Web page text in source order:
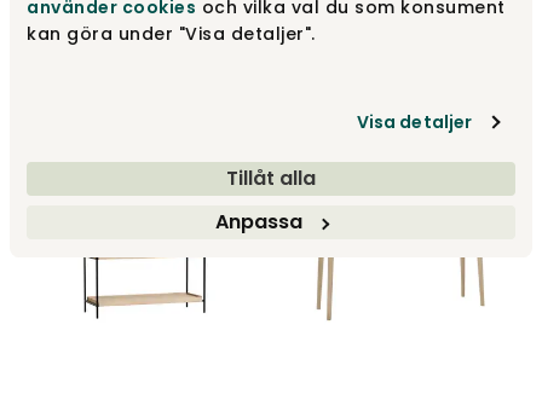
använder cookies och vilka val du som konsument
kan göra under "Visa detaljer".
Visa detaljer
Tillåt alla
Anpassa
WOUD Ferm Living